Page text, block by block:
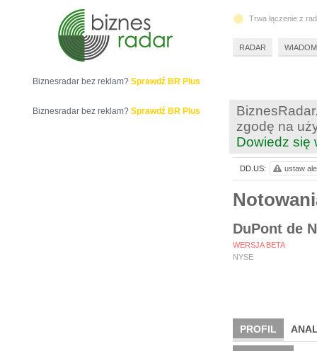
zgodę na
Dowiedz się
DuPont de
WERSJA BETA
NYSE
PROFIL
DD.US: ustaw
Biznesradar bez reklam? Sprawdź BR Plus
Biznesradar bez reklam? Sprawdź BR Plus
Trwa łączenie z
RADAR